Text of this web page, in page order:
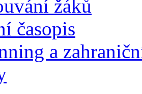
žáků
časopis
a